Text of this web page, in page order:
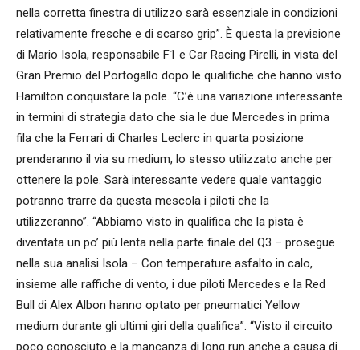
nella corretta finestra di utilizzo sarà essenziale in condizioni
relativamente fresche e di scarso grip”. È questa la previsione
di Mario Isola, responsabile F1 e Car Racing Pirelli, in vista del
Gran Premio del Portogallo dopo le qualifiche che hanno visto
Hamilton conquistare la pole. “C’è una variazione interessante
in termini di strategia dato che sia le due Mercedes in prima
fila che la Ferrari di Charles Leclerc in quarta posizione
prenderanno il via su medium, lo stesso utilizzato anche per
ottenere la pole. Sarà interessante vedere quale vantaggio
potranno trarre da questa mescola i piloti che la
utilizzeranno”. “Abbiamo visto in qualifica che la pista è
diventata un po’ più lenta nella parte finale del Q3 – prosegue
nella sua analisi Isola – Con temperature asfalto in calo,
insieme alle raffiche di vento, i due piloti Mercedes e la Red
Bull di Alex Albon hanno optato per pneumatici Yellow
medium durante gli ultimi giri della qualifica”. “Visto il circuito
poco conosciuto e la mancanza di long run anche a causa di